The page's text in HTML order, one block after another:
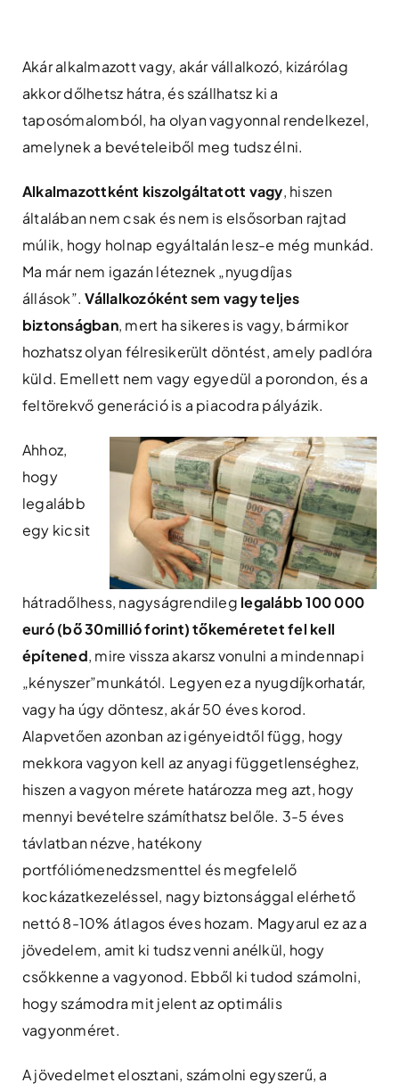
content
Akár alkalmazott vagy, akár vállalkozó, kizárólag
akkor dőlhetsz hátra, és szállhatsz ki a
taposómalomból, ha olyan vagyonnal rendelkezel,
amelynek a bevételeiből meg tudsz élni.
Alkalmazottként kiszolgáltatott vagy, hiszen
általában nem csak és nem is elsősorban rajtad
múlik, hogy holnap egyáltalán lesz-e még munkád.
Ma már nem igazán léteznek „nyugdíjas
állások”.Vállalkozóként sem vagy teljes
biztonságban, mert ha sikeres is vagy, bármikor
hozhatsz olyan félresikerült döntést, amely padlóra
küld. Emellett nem vagy egyedül a porondon, és a
feltörekvő generáció is a piacodra pályázik.
Ahhoz,
hogy
legalább
egy kicsit
hátradőlhess, nagyságrendileg legalább 100 000
euró (bő 30millió forint) tőkeméretet fel kell
építened, mire vissza akarsz vonulni a mindennapi
„kényszer”munkától. Legyen ez a nyugdíjkorhatár,
vagy ha úgy döntesz, akár 50 éves korod.
Alapvetően azonban az igényeidtől függ, hogy
mekkora vagyon kell az anyagi függetlenséghez,
hiszen a vagyon mérete határozza meg azt, hogy
mennyi bevételre számíthatsz belőle. 3-5 éves
távlatban nézve, hatékony
portfóliómenedzsmenttel és megfelelő
kockázatkezeléssel, nagy biztonsággal elérhető
nettó 8-10% átlagos éves hozam. Magyarul ez az a
jövedelem, amit ki tudsz venni anélkül, hogy
csőkkenne a vagyonod. Ebből ki tudod számolni,
hogy számodra mit jelent az optimális
vagyonméret.
A jövedelmet elosztani, számolni egyszerű, a